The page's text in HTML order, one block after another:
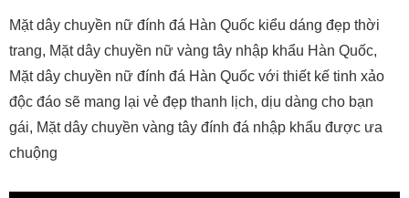
Mặt dây chuyền nữ đính đá Hàn Quốc kiểu dáng đẹp thời
trang, Mặt dây chuyền nữ vàng tây nhập khẩu Hàn Quốc,
Mặt dây chuyền nữ đính đá Hàn Quốc với thiết kế tinh xảo
độc đáo sẽ mang lại vẻ đẹp thanh lịch, dịu dàng cho bạn
gái, Mặt dây chuyền vàng tây đính đá nhập khẩu được ưa
chuộng